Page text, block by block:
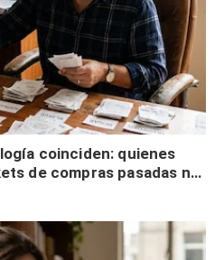
coinciden: quienes
de compras pasadas no
que tienen necesidad de